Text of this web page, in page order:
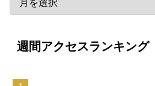
週間アクセスランキング